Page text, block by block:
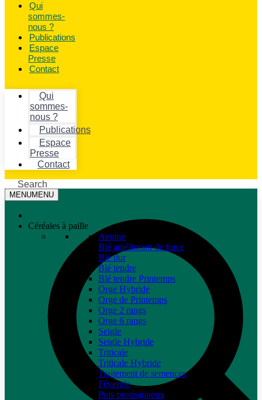
Qui
sommes-
nous ?
Publications
Espace
Presse
Contact
Qui
sommes-
nous ?
Publications
Espace
Presse
Contact
Search
MENUMENU
Céréales à paille
Avoine
Blé améliorant de force
Blé dur
Blé tendre
Blé tendre Printemps
Orge Hybride
Orge de Printemps
Orge 2 rangs
Orge 6 rangs
Seigle
Seigle Hybride
Triticale
Triticale Hybride
Traitement de semences
Féverole
Pois protéagineux